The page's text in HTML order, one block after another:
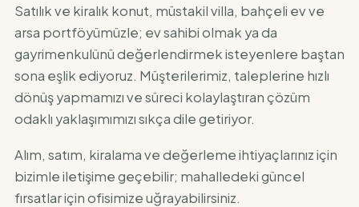
Satılık ve kiralık konut, müstakil villa, bahçeli ev ve
arsa portföyümüzle; ev sahibi olmak ya da
gayrimenkulünü değerlendirmek isteyenlere baştan
sona eşlik ediyoruz. Müşterilerimiz, taleplerine hızlı
dönüş yapmamızı ve süreci kolaylaştıran çözüm
odaklı yaklaşımımızı sıkça dile getiriyor.
Alım, satım, kiralama ve değerleme ihtiyaçlarınız için
bizimle iletişime geçebilir; mahalledeki güncel
fırsatlar için ofisimize uğrayabilirsiniz.